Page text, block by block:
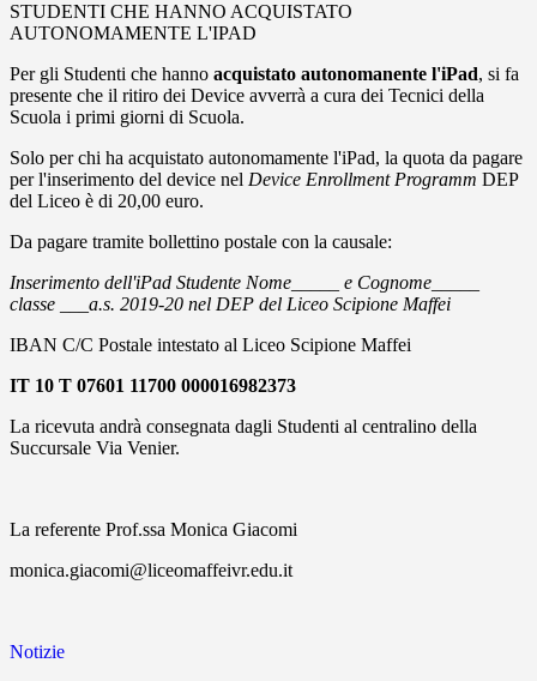
STUDENTI CHE HANNO ACQUISTATO
AUTONOMAMENTE L'IPAD
Per gli Studenti che hanno acquistato autonomanente l'iPad, si fa
presente che il ritiro dei Device avverrà a cura dei Tecnici della
Scuola i primi giorni di Scuola.
Solo per chi ha acquistato autonomamente l'iPad, la quota da pagare
per l'inserimento del device nel Device Enrollment Programm DEP
del Liceo è di 20,00 euro.
Da pagare tramite bollettino postale con la causale:
Inserimento dell'iPad Studente Nome_____ e Cognome_____
classe ___a.s. 2019-20 nel DEP del Liceo Scipione Maffei
IBAN C/C Postale intestato al Liceo Scipione Maffei
IT 10 T 07601 11700 000016982373
La ricevuta andrà consegnata dagli Studenti al centralino della
Succursale Via Venier.
La referente Prof.ssa Monica Giacomi
monica.giacomi@liceomaffeivr.edu.it
Notizie